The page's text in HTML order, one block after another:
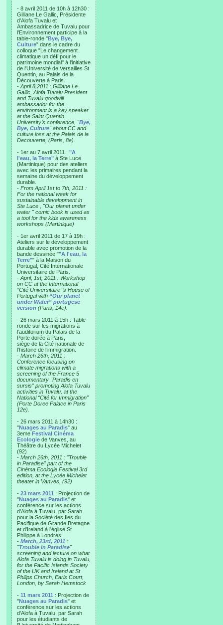
- 8 avril 2011 de 10h à 12h30 :
Gilliane Le Gallic, Présidente
d'Alofa Tuvalu et
Ambassadrice de Tuvalu pour
l'Environnement participe à la
table-ronde "Bye, Bye,
Culture" dans le cadre du
colloque "Le changement
climatique un défi pour le
patrimoine mondial" à l'initiative
de l'Université de Versailles St
Quentin, au Palais de la
Découverte à Paris.
- April 8,2011 : Gilliane Le
Gallic, Alofa Tuvalu President
and Tuvalu goodwill
ambassador for the
environment is a key speaker
at the Saint Quentin
University’s conference, "Bye,
Bye, Culture" about CC and
culture loss at the Palais de la
Decouverte, (Paris, 8e).
- 1er au 7 avril 2011 : "A
l'eau, la Terre" à Ste Luce
(Martinique) pour des ateliers
avec les primaires pendant la
semaine du développement
durable.
- From April 1st to 7th, 2011 :
For the national week for
sustainable development in
Ste Luce , "Our planet under
water " comic book is used as
a tool for the kids awareness
workshops (Martinique)
- 1er avril 2011 de 17 à 19h :
Ateliers sur le développement
durable avec promotion de la
bande dessinée ""A l'eau, la
Terre"" à la Maison du
Portugal, Cité Internationale
Universitaire de Paris.
- April, 1st, 2011 : Workshop
on CC at the International
“Cité Universitaire”’s House of
Portugal with “Our planet
under Water” portugese
version (Paris, 14e).
- 26 mars 2011 à 15h : Table-
ronde sur les migrations à
l’auditorium du Palais de la
Porte dorée à Paris,
siège de la Cité nationale de
l’histoire de l’immigration.
- March 26th, 2011 :
Conference focusing on
climate migrations with a
screening of the France 5
documentary "Paradis en
sursis" promoting Alofa Tuvalu
activities in Tuvalu, at the
National “Cité for Immigration”
(Porte Doree Palace in Paris
12e).
- 26 mars 2011 à 14h30 :
"Nuages au Paradis" au
3eme Festival Cinéma
Ecologie de Vanves, au
Théâtre du Lycée Michelet
(92)
- March 26th, 2011 : "Trouble
in Paradise" part of the
Cinéma Ecologie Festival 3rd
edition, at the Lycée Michelet
theater in Vanves, (92)
- 23 mars 2011 : Projection de
"Nuages au Paradis" et
conférence sur les actions
d'Alofa à Tuvalu, par Sarah
pour la Société des Iles du
Pacifique de Grande Bretagne
et d'Ireland à l'église St
Philippe à Londres.
- March, 23rd, 2011 :
"Trouble in Paradise"
screening and lecture on what
Alofa Tuvalu is doing in Tuvalu,
for the Pacific Islands Society
of the UK and Ireland at St
Philips Church, Earls Court,
London, by Sarah Hemstock
- 11 mars 2011 : Projection de
"Nuages au Paradis" et
conférence sur les actions
d'Alofa à Tuvalu, par Sarah
pour les étudiants de